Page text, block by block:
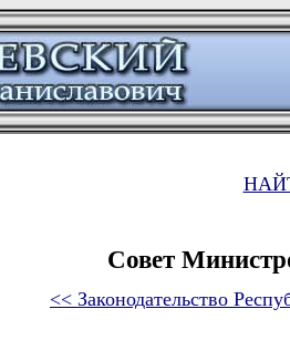
Совет
<< Законодательство